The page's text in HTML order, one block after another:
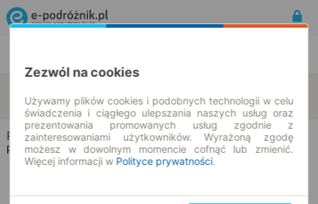
09.08.2026 | -- : --
zmień kryteria
Podskarbice Królewskie → Bujały
Rozkład jazdy i bilety
Zezwól na cookies
Używamy plików cookies i podobnych technologii w celu
świadczenia i ciągłego ulepszania naszych usług oraz
prezentowania promowanych usług zgodnie z
zainteresowaniami użytkowników. Wyrażoną zgodę
możesz w dowolnym momencie cofnąć lub zmienić.
Więcej informacji w Polityce prywatności.